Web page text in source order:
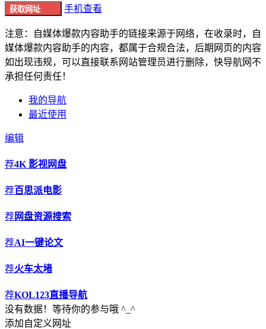
获取网址 手机查看
注意：自媒体爆款内容助手的链接来源于网络，在收录时，自
媒体爆款内容助手的内容，都属于合规合法，后期网页的内容
如出现违规，可以直接联系网站管理员进行删除，快导航网不
承担任何责任！
我的导航
最近使用
编辑
荐4K 影视网盘
荐百思派电影
荐网盘资源搜索
荐AI一键论文
荐火车太堵
荐KOL123直播导航
没有数据！等待你的参与哦 ^_^
添加自定义网址